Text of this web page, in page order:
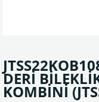
DERİ
KOMBİNİ